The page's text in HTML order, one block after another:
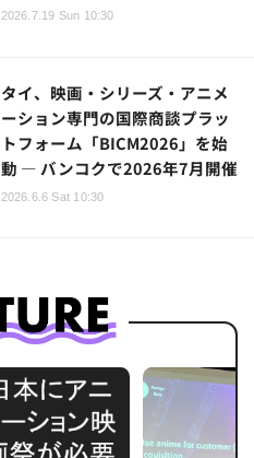
2026.7.19 Sun 10:30
タイ、映画・シリーズ・アニメ
ーション専門の国際商談プラッ
トフォーム「BICM2026」を始
動 ― バンコクで2026年7月開催
2026.6.6 Sat 10:30